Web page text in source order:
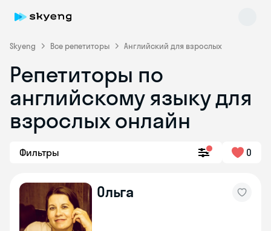
Skyeng Все репетиторы Английский для взрослых
Репетиторы по
английскому языку для
взрослых онлайн
Фильтры 0
Ольга
Skyeng Chat